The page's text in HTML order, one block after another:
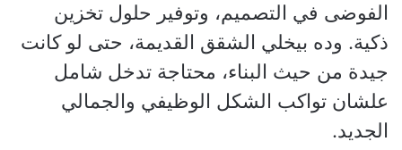
الفوضى في التصميم، وتوفير حلول تخزين
ذكية. وده بيخلي الشقق القديمة، حتى لو كانت
جيدة من حيث البناء، محتاجة تدخل شامل
علشان تواكب الشكل الوظيفي والجمالي
الجديد.